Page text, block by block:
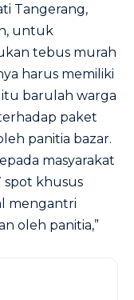
Tangerang,
untuk
tebus murah
harus memiliki
barulah warga
paket
panitia bazar.
masyarakat
spot khusus
mengantri
oleh panitia,”